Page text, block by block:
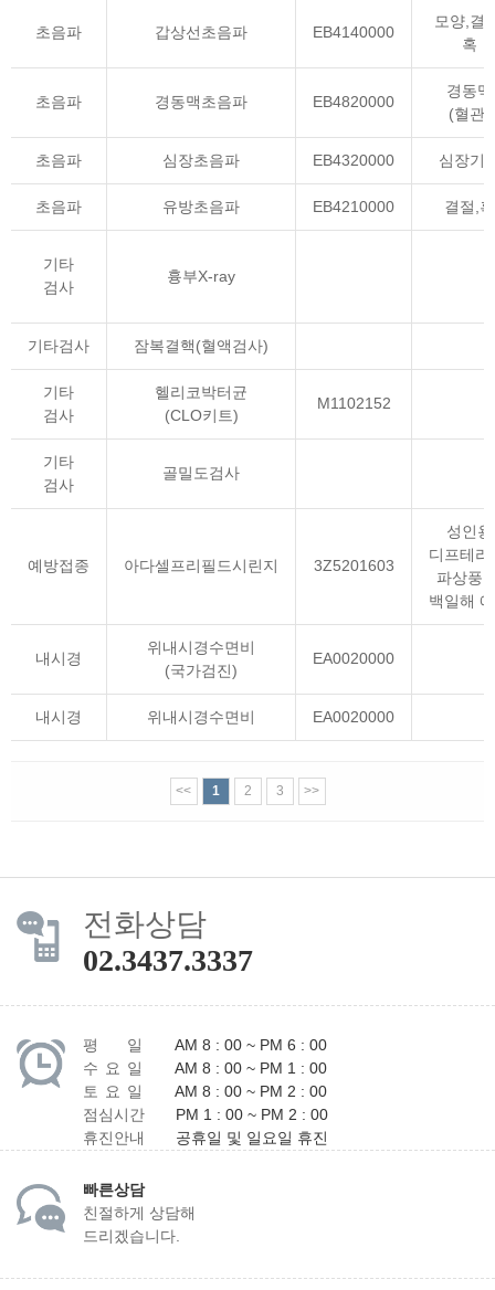
초음파 갑상선초음파 EB4140000
모양,결
혹
초음파 경동맥초음파 EB4820000
경동맥
(혈관)
초음파 심장초음파 EB4320000 심장기
초음파 유방초음파 EB4210000 결절,혹
기타
검사
흉부X-ray
기타검사 잠복결핵(혈액검사)
기타
검사
헬리코박터균
(CLO키트)
M1102152
기타
검사
골밀도검사
예방접종 아다셀프리필드시린지 3Z5201603
성인용
디프테리
파상풍
백일해
내시경
위내시경수면비
(국가검진)
EA0020000
내시경 위내시경수면비 EA0020000
<< 1 2 3 >>
전화상담
02.3437.3337
평 일
AM 8 : 00 ~ PM 6 : 00
수 요 일
AM 8 : 00 ~ PM 1 : 00
토 요 일
AM 8 : 00 ~ PM 2 : 00
점심시간
PM 1 : 00 ~ PM 2 : 00
휴진안내
공휴일 및 일요일 휴진
빠른상담
친절하게 상담해
드리겠습니다.